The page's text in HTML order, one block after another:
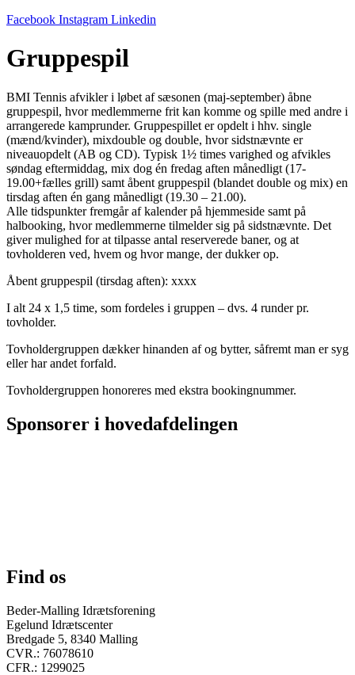
Facebook Instagram Linkedin
Gruppespil
BMI Tennis afvikler i løbet af sæsonen (maj-september) åbne
gruppespil, hvor medlemmerne frit kan komme og spille med andre i
arrangerede kamprunder. Gruppespillet er opdelt i hhv. single
(mænd/kvinder), mixdouble og double, hvor sidstnævnte er
niveauopdelt (AB og CD). Typisk 1½ times varighed og afvikles
søndag eftermiddag, mix dog én fredag aften månedligt (17-
19.00+fælles grill) samt åbent gruppespil (blandet double og mix) en
tirsdag aften én gang månedligt (19.30 – 21.00).
Alle tidspunkter fremgår af kalender på hjemmeside samt på
halbooking, hvor medlemmerne tilmelder sig på sidstnævnte. Det
giver mulighed for at tilpasse antal reserverede baner, og at
tovholderen ved, hvem og hvor mange, der dukker op.
Åbent gruppespil (tirsdag aften): xxxx
I alt 24 x 1,5 time, som fordeles i gruppen – dvs. 4 runder pr.
tovholder.
Tovholdergruppen dækker hinanden af og bytter, såfremt man er syg
eller har andet forfald.
Tovholdergruppen honoreres med ekstra bookingnummer.
Sponsorer i hovedafdelingen
Find os
Beder-Malling Idrætsforening
Egelund Idrætscenter
Bredgade 5, 8340 Malling
CVR.: 76078610
CFR.: 1299025